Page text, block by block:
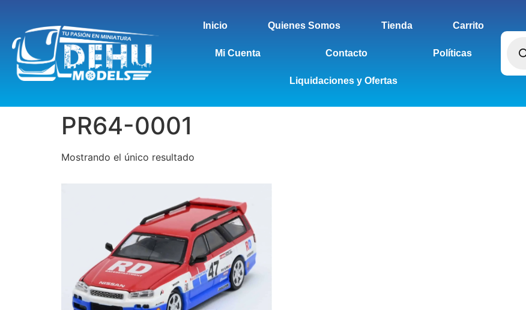
Inicio Quienes Somos Tienda Carrito
Mi Cuenta Contacto Políticas
Liquidaciones y Ofertas
PR64-0001
Mostrando el único resultado